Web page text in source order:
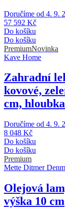
Doručíme od 4. 9.
57 592 Kč
Do košíku
Do košíku
PremiumNovinka
Kave Home
Zahradní
kovové,
cm,
Doručíme od 4. 9.
8 048 Kč
Do košíku
Do košíku
Premium
Mette Ditmer
Olejová
výška 10 cm